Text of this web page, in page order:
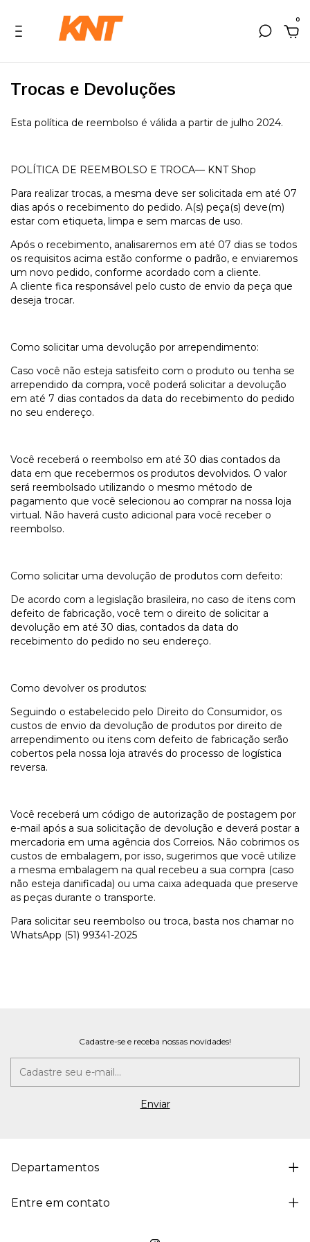
0
Trocas e Devoluções
Esta política de reembolso é válida a partir de julho 2024.
POLÍTICA DE REEMBOLSO E TROCA— KNT Shop
Para realizar trocas, a mesma deve ser solicitada em até 07
dias após o recebimento do pedido. A(s) peça(s) deve(m)
estar com etiqueta, limpa e sem marcas de uso.
Após o recebimento, analisaremos em até 07 dias se todos
os requisitos acima estão conforme o padrão, e enviaremos
um novo pedido, conforme acordado com a cliente.
A cliente fica responsável pelo custo de envio da peça que
deseja trocar.
Como solicitar uma devolução por arrependimento:
Caso você não esteja satisfeito com o produto ou tenha se
arrependido da compra, você poderá solicitar a devolução
em até 7 dias contados da data do recebimento do pedido
no seu endereço.
Você receberá o reembolso em até 30 dias contados da
data em que recebermos os produtos devolvidos. O valor
será reembolsado utilizando o mesmo método de
pagamento que você selecionou ao comprar na nossa loja
virtual. Não haverá custo adicional para você receber o
reembolso.
Como solicitar uma devolução de produtos com defeito:
De acordo com a legislação brasileira, no caso de itens com
defeito de fabricação, você tem o direito de solicitar a
devolução em até 30 dias, contados da data do
recebimento do pedido no seu endereço.
Como devolver os produtos:
Seguindo o estabelecido pelo Direito do Consumidor, os
custos de envio da devolução de produtos por direito de
arrependimento ou itens com defeito de fabricação serão
cobertos pela nossa loja através do processo de logística
reversa.
Você receberá um código de autorização de postagem por
e-mail após a sua solicitação de devolução e deverá postar a
mercadoria em uma agência dos Correios. Não cobrimos os
custos de embalagem, por isso, sugerimos que você utilize
a mesma embalagem na qual recebeu a sua compra (caso
não esteja danificada) ou uma caixa adequada que preserve
as peças durante o transporte.
Para solicitar seu reembolso ou troca, basta nos chamar no
WhatsApp (51) 99341-2025
Cadastre-se e receba nossas novidades!
Departamentos
Entre em contato